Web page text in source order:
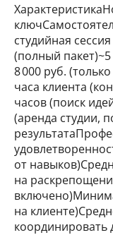
студийная
(полный
8 000 руб.
часа клиента
часов (поиск
(аренда студии,
от
на
на
координировать